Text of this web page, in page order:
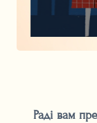
Раді вам